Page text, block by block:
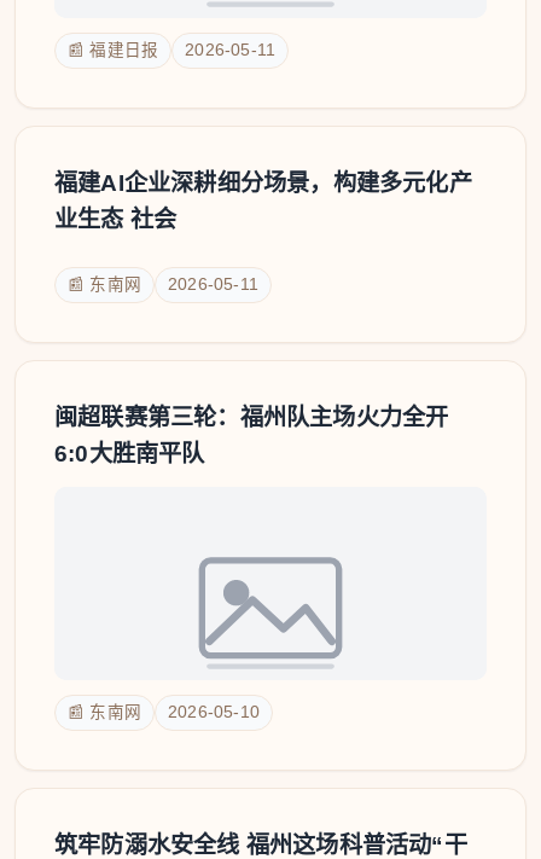
📰 福建日报 2026-05-11
福建AI企业深耕细分场景，构建多元化产
业生态 社会
📰 东南网 2026-05-11
闽超联赛第三轮：福州队主场火力全开
6:0大胜南平队
📰 东南网 2026-05-10
筑牢防溺水安全线 福州这场科普活动“干